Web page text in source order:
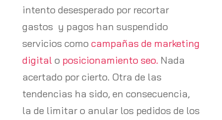
intento desesperado por recortar
gastos y pagos han suspendido
servicios como campañas de marketing
digitalo posicionamiento seo. Nada
acertado por cierto. Otra de las
tendencias ha sido, en consecuencia,
la de limitar o anular los pedidos de los